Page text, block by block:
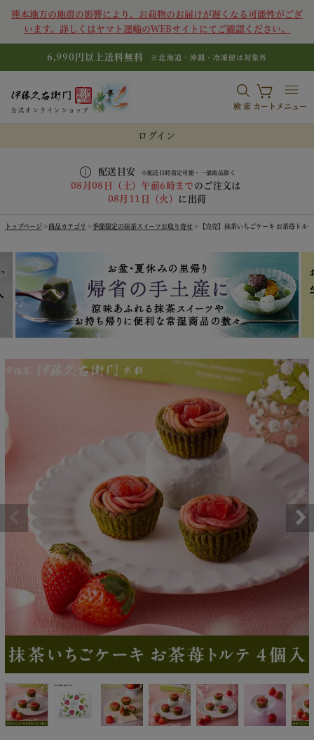
熊本地方の地震の影響により、お荷物のお届けが遅くなる可能性がござ
います。詳しくはヤマト運輸のWEBサイトにてご確認ください。
6,990円以上送料無料 ※北海道・沖縄・冷凍便は対象外
公式オンラインショップ 検索 カート メニュー
ログイン
配送目安 ※配送日時指定可能・一部商品除く
08月08日（土）午前6時までのご注文は
08月11日（火）
に出荷
トップページ 商品カテゴリ 季節限定の抹茶スイーツお取り寄せ 【完売】抹茶いちごケーキ お茶苺トル